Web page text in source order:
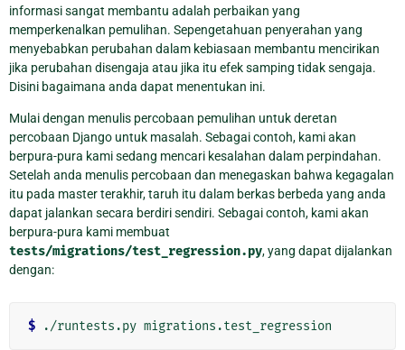
informasi sangat membantu adalah perbaikan yang
memperkenalkan pemulihan. Sepengetahuan penyerahan yang
menyebabkan perubahan dalam kebiasaan membantu mencirikan
jika perubahan disengaja atau jika itu efek samping tidak sengaja.
Disini bagaimana anda dapat menentukan ini.
Mulai dengan menulis percobaan pemulihan untuk deretan
percobaan Django untuk masalah. Sebagai contoh, kami akan
berpura-pura kami sedang mencari kesalahan dalam perpindahan.
Setelah anda menulis percobaan dan menegaskan bahwa kegagalan
itu pada master terakhir, taruh itu dalam berkas berbeda yang anda
dapat jalankan secara berdiri sendiri. Sebagai contoh, kami akan
berpura-pura kami membuat
tests/migrations/test_regression.py, yang dapat dijalankan
dengan:
$